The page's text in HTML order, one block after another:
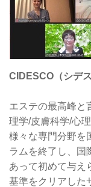
CIDESCO（シデ
エステの最高峰と
理学/皮膚科学/心
様々な専門分野を
ラムを終了し、国
あって初めて与え
基準をクリアした